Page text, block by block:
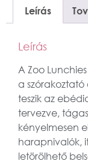
Leírás
Leírás
A Zoo
a
teszik az
tervezve,
kényelmesen
harapnivalók,
letörölhető